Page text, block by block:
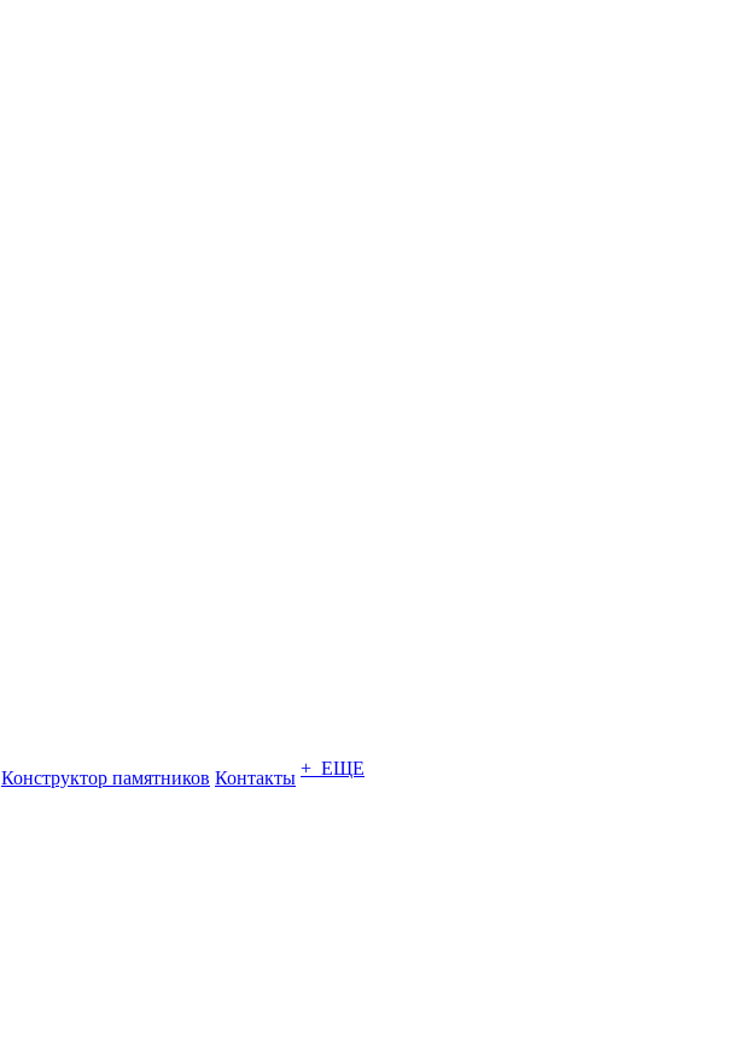
Конструктор памятников Контакты + ЕЩЕ